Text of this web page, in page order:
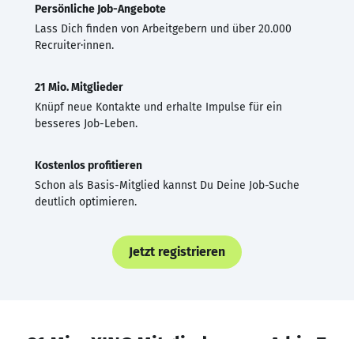
Persönliche Job-Angebote
Lass Dich finden von Arbeitgebern und über 20.000
Recruiter·innen.
21 Mio. Mitglieder
Knüpf neue Kontakte und erhalte Impulse für ein
besseres Job-Leben.
Kostenlos profitieren
Schon als Basis-Mitglied kannst Du Deine Job-Suche
deutlich optimieren.
Jetzt registrieren